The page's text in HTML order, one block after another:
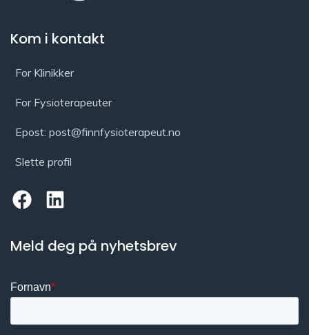
Kom i kontakt
For Klinikker
For Fysioterapeuter
Epost: post@finnfysioterapeut.no
Slette profil
Meld deg på nyhetsbrev